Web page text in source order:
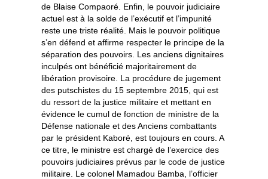
de Blaise Compaoré. Enfin, le pouvoir judiciaire
actuel est à la solde de l’exécutif et l’impunité
reste une triste réalité. Mais le pouvoir politique
s’en défend et affirme respecter le principe de la
séparation des pouvoirs. Les anciens dignitaires
inculpés ont bénéficié majoritairement de
libération provisoire. La procédure de jugement
des putschistes du 15 septembre 2015, qui est
du ressort de la justice militaire et mettant en
évidence le cumul de fonction de ministre de la
Défense nationale et des Anciens combattants
par le président Kaboré, est toujours en cours. A
ce titre, le ministre est chargé de l’exercice des
pouvoirs judiciaires prévus par le code de justice
militaire. Le colonel Mamadou Bamba, l’officier